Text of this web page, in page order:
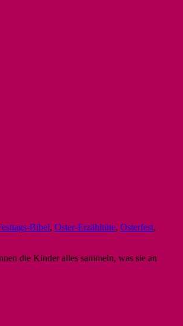
Bibel, Oster-Erzähltüte, Osterfest,
die Kinder alles sammeln, was sie an